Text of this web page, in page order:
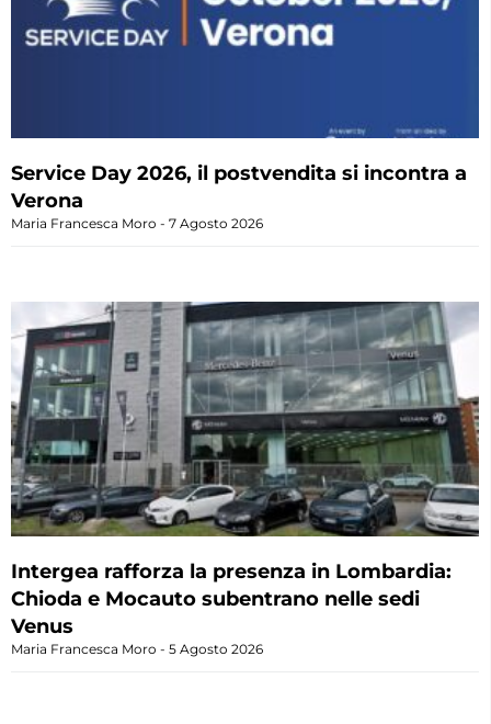
Service Day 2026, il postvendita si incontra a
Verona
Maria Francesca Moro 7 Agosto 2026
Intergea rafforza la presenza in Lombardia:
Chioda e Mocauto subentrano nelle sedi
Venus
Maria Francesca Moro 5 Agosto 2026